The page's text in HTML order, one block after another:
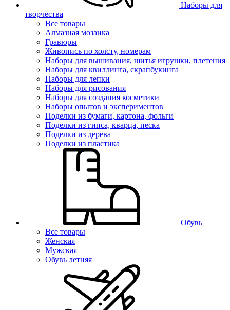
Наборы для
творчества
Все товары
Алмазная мозаика
Гравюры
Живопись по холсту, номерам
Наборы для вышивания, шитья игрушки, плетения
Наборы для квиллинга, скрапбукинга
Наборы для лепки
Наборы для рисования
Наборы для создания косметики
Наборы опытов и экспериментов
Поделки из бумаги, картона, фольги
Поделки из гипса, кварца, песка
Поделки из дерева
Поделки из пластика
Обувь
Все товары
Женская
Мужская
Обувь летняя